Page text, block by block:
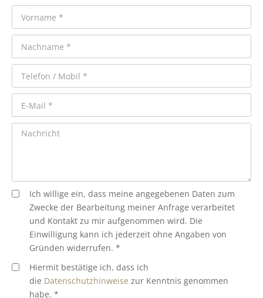
Ich willige ein, dass meine angegebenen Daten zum
Zwecke der Bearbeitung meiner Anfrage verarbeitet
und Kontakt zu mir aufgenommen wird. Die
Einwilligung kann ich jederzeit ohne Angaben von
Gründen widerrufen. *
Hiermit bestätige ich, dass ich
die Datenschutzhinweise zur Kenntnis genommen
habe. *